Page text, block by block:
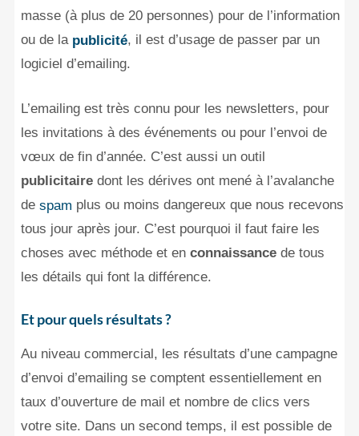
masse (à plus de 20 personnes) pour de l’information
ou de la publicité, il est d’usage de passer par un
logiciel d’emailing.
L’emailing est très connu pour les newsletters, pour
les invitations à des événements ou pour l’envoi de
vœux de fin d’année. C’est aussi un outil
publicitairedont les dérives ont mené à l’avalanche
despam plus ou moins dangereux que nous recevons
tous jour après jour. C’est pourquoi il faut faire les
choses avec méthode et enconnaissance de tous
les détails qui font la différence.
Et pour quels résultats ?
Au niveau commercial, les résultats d’une campagne
d’envoi d’emailing se comptent essentiellement en
taux d’ouverture de mail et nombre de clics vers
votre site. Dans un second temps, il est possible de